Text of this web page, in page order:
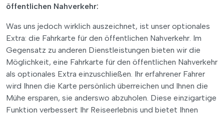
öffentlichen Nahverkehr:
Was uns jedoch wirklich auszeichnet, ist unser optionales
Extra: die Fahrkarte für den öffentlichen Nahverkehr. Im
Gegensatz zu anderen Dienstleistungen bieten wir die
Möglichkeit, eine Fahrkarte für den öffentlichen Nahverkehr
als optionales Extra einzuschließen. Ihr erfahrener Fahrer
wird Ihnen die Karte persönlich überreichen und Ihnen die
Mühe ersparen, sie anderswo abzuholen. Diese einzigartige
Funktion verbessert Ihr Reiseerlebnis und bietet Ihnen